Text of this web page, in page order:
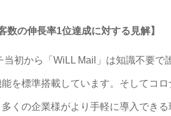
数の伸長率1位達成に対する見解】
当初から「WiLL Mail」は知識不要で
を標準搭載しています。そしてコ
くの企業様がより手軽に導入できる